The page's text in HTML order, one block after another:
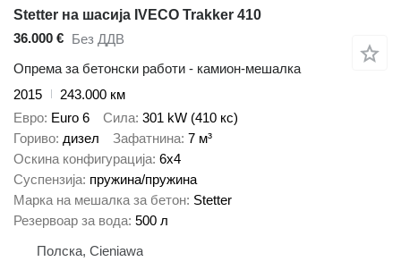
Stetter на шасија IVECO Trakker 410
36.000 € Без ДДВ
Опрема за бетонски работи - камион-мешалка
2015
243.000 км
Евро Euro 6 Сила 301 kW (410 кс)
Гориво дизел Зафатнина 7 м³
Оскина конфигурација 6x4
Суспензија пружина/пружина
Марка на мешалка за бетон Stetter
Резервоар за вода 500 л
Полска, Cieniawa